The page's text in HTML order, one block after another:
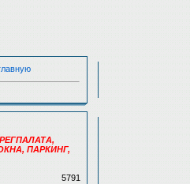
ПАРКИНГ,
5791